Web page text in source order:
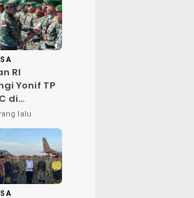
RI
Yonif TP
di
SDM
lalu